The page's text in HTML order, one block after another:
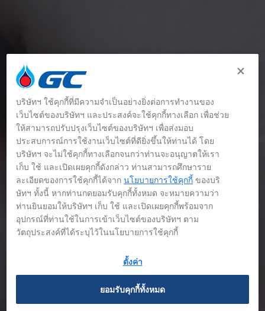
บริษัทฯ ใช้คุกกี้ที่มีความจำเป็นอย่างยิ่งต่อการทำงานของ
เว็บไซต์ของบริษัทฯ และประสงค์จะใช้คุกกี้ทางเลือก เพื่อช่วย
ให้สามารถปรับปรุงเว็บไซต์ของบริษัทฯ เพื่อส่งมอบ
ประสบการณ์การใช้งานเว็บไซต์ที่ดียิ่งขึ้นให้ท่านได้ โดย
บริษัทฯ จะไม่ใช้คุกกี้ทางเลือกจนกว่าท่านจะอนุญาตให้เรา
เก็บ ใช้ และเปิดเผยคุกกี้ดังกล่าว ท่านสามารถศึกษาราย
ละเอียดของการใช้คุกกี้ได้จากนโยบายการใช้คุกกี้ ของบริ
ษัทฯ ทั้งนี้ หากท่านกดยอมรับคุกกี้ทั้งหมด จะหมายความว่า
ท่านยินยอมให้บริษัทฯ เก็บ ใช้ และเปิดเผยคุกกี้พร้อมจาก
อุปกรณ์ที่ท่านใช้ในการเข้าเว็บไซต์ของบริษัทฯ ตาม
วัตถุประสงค์ที่ได้ระบุไว้ในนโยบายการใช้คุกกี้
ตั้งค่า
ยอมรับคุกกี้ทั้งหมด